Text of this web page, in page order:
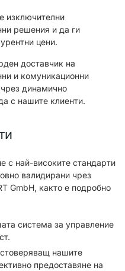
изключителни
решения и да ги
цени.
доставчик на
и комуникационни
динамично
с нашите клиенти.
с най-високите стандарти
валидирани чрез
GmbH, както е подробно
система за управление
нашите
предоставяне на